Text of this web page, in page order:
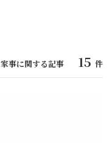
家事に関する記事 15 件